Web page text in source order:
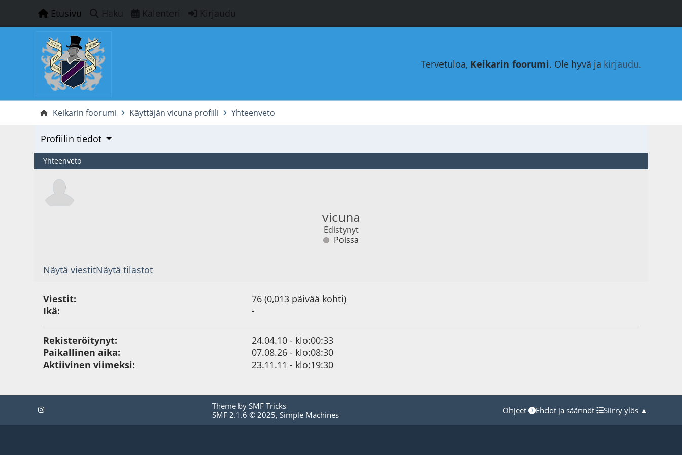
Etusivu Haku Kalenteri Kirjaudu
Tervetuloa, Keikarin foorumi. Ole hyvä ja kirjaudu.
Keikarin foorumi Käyttäjän vicuna profiili Yhteenveto
Profiilin tiedot
Yhteenveto
vicuna
Edistynyt
Poissa
Näytä viestitNäytä tilastot
Viestit:
76 (0,013 päivää kohti)
Ikä:
-
Rekisteröitynyt:
24.04.10 - klo:00:33
Paikallinen aika:
07.08.26 - klo:08:30
Aktiivinen viimeksi:
23.11.11 - klo:19:30
Theme by SMF Tricks
SMF 2.1.6 © 2025, Simple Machines Ohjeet Ehdot ja säännöt Siirry ylös ▲